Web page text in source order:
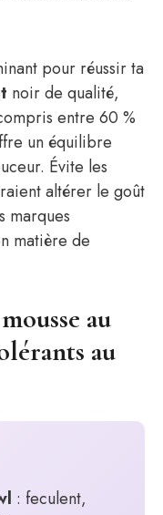
pour réussir ta
noir de qualité,
entre 60 %
un équilibre
Évite les
altérer le goût
marques
matière de
au
au
: feculent,